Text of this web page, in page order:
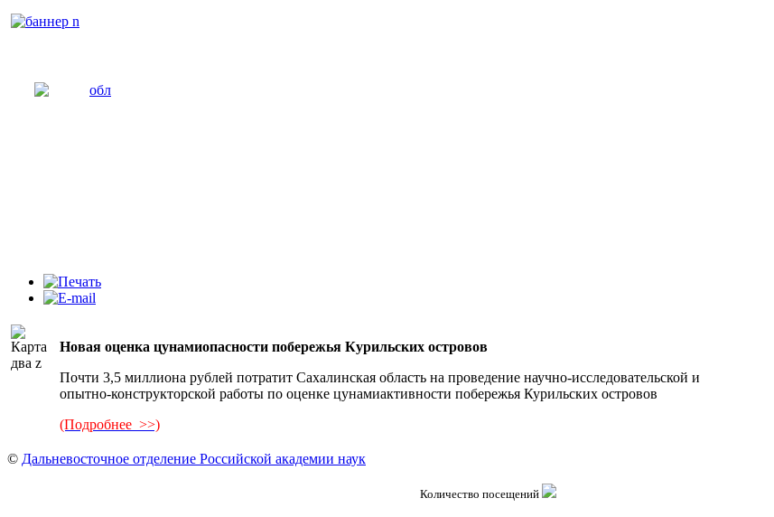
Новая оценка цунамиопасности побережья Курильских островов
Почти 3,5 миллиона рублей потратит Сахалинская область на проведение научно-исследовательской и
опытно-конструкторской работы по оценке цунамиактивности побережья Курильских островов
(Подробнее >>)
© Дальневосточное отделение Российской академии наук
Количество посещений